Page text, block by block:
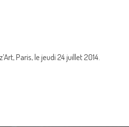
Paris, le jeudi 24 juillet 2014.